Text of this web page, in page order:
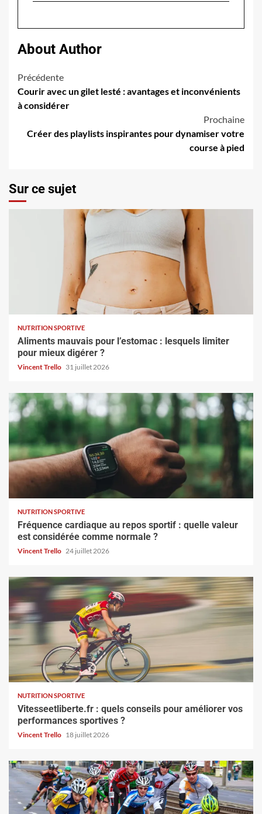
About Author
Navigation
d’article
Précédente
Courir avec un gilet lesté : avantages et inconvénients
à considérer
Prochaine
Créer des playlists inspirantes pour dynamiser votre
course à pied
Sur ce sujet
NUTRITION SPORTIVE
Aliments mauvais pour l’estomac : lesquels limiter
pour mieux digérer ?
Vincent Trello 31 juillet 2026
NUTRITION SPORTIVE
Fréquence cardiaque au repos sportif : quelle valeur
est considérée comme normale ?
Vincent Trello 24 juillet 2026
NUTRITION SPORTIVE
Vitesseetliberte.fr : quels conseils pour améliorer vos
performances sportives ?
Vincent Trello 18 juillet 2026